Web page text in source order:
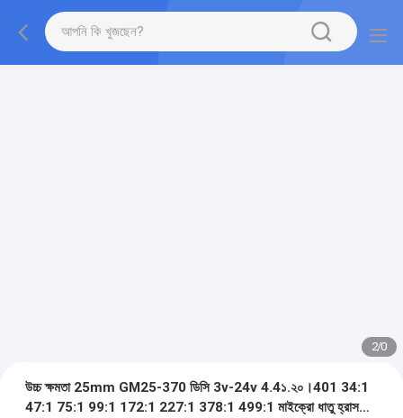
2/0
উচ্চ ক্ষমতা 25mm GM25-370 ডিসি 3v-24v 4.4১.২০।401 34:1
47:1 75:1 99:1 172:1 227:1 378:1 499:1 মাইক্রো ধাতু হ্রাস